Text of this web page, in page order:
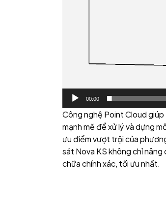
00:00
Công nghệ Point Cloud
mạnh mẽ để xử lý và dựng
ưu điểm vượt trội của
sát Nova KS không chỉ nâng
chữa chính xác, tối ưu nhất.